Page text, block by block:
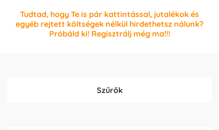
Tudtad, hogy Te is pár kattintással, jutalékok és
egyéb rejtett költségek nélkül hirdethetsz nálunk?
Próbáld ki! Regisztrálj még ma!!!
Szűrők